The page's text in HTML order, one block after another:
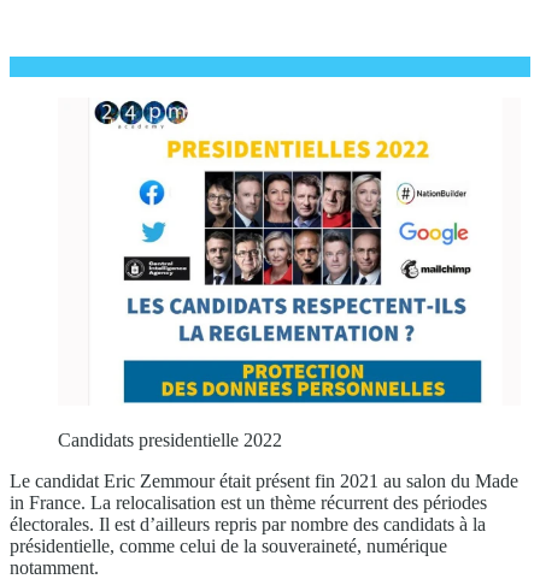
Candidats presidentielle 2022
Le candidat Eric Zemmour était présent fin 2021 au salon du Made
in France. La relocalisation est un thème récurrent des périodes
électorales. Il est d’ailleurs repris par nombre des candidats à la
présidentielle, comme celui de la souveraineté, numérique
notamment.